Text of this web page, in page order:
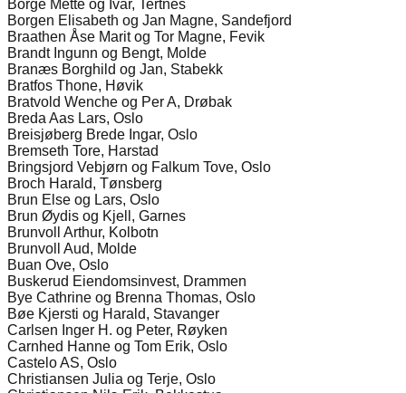
Borge Mette og Ivar, Tertnes
Borgen Elisabeth og Jan Magne, Sandefjord
Braathen Åse Marit og Tor Magne, Fevik
Brandt Ingunn og Bengt, Molde
Branæs Borghild og Jan, Stabekk
Bratfos Thone, Høvik
Bratvold Wenche og Per A, Drøbak
Breda Aas Lars, Oslo
Breisjøberg Brede Ingar, Oslo
Bremseth Tore, Harstad
Bringsjord Vebjørn og Falkum Tove, Oslo
Broch Harald, Tønsberg
Brun Else og Lars, Oslo
Brun Øydis og Kjell, Garnes
Brunvoll Arthur, Kolbotn
Brunvoll Aud, Molde
Buan Ove, Oslo
Buskerud Eiendomsinvest, Drammen
Bye Cathrine og Brenna Thomas, Oslo
Bøe Kjersti og Harald, Stavanger
Carlsen Inger H. og Peter, Røyken
Carnhed Hanne og Tom Erik, Oslo
Castelo AS, Oslo
Christiansen Julia og Terje, Oslo